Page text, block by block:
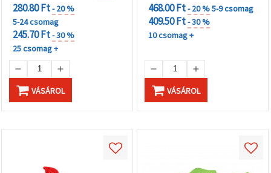
280.80 Ft- 20 %
5-24 csomag
245.70 Ft- 30 %
25 csomag +
VÁSÁROL
468.00 Ft- 20 %5-9 csomag
409.50 Ft- 30 %
10 csomag +
VÁSÁROL